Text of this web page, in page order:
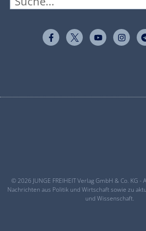
© 2026 JUNGE FREIHEIT Verlag GmbH & Co. KG
Nachrichten aus Politik und Wirtschaft sowie zu
und Wissenschaft.